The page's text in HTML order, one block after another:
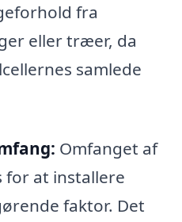
fra
eller træer, da
samlede
Omfanget af
at installere
faktor. Det